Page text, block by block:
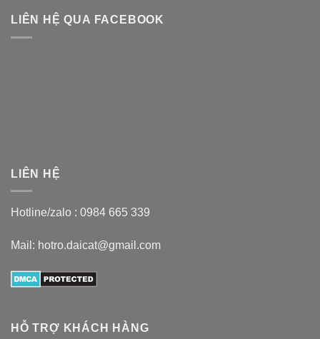
LIÊN HỆ QUA FACEBOOK
LIÊN HỆ
Hotline/zalo : 0984 665 339
Mail: hotro.daicat@gmail.com
HỖ TRỢ KHÁCH HÀNG